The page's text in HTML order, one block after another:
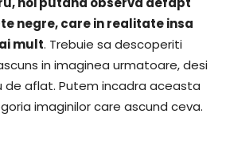
negre, care in realitate insa
mult. Trebuie sa descoperiti
in imaginea urmatoare, desi
aflat. Putem incadra aceasta
imaginilor care ascund ceva.